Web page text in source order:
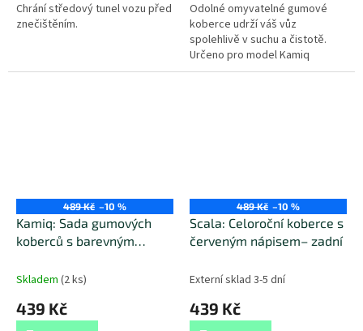
Chrání středový tunel vozu před
znečištěním.
Odolné omyvatelné gumové
koberce udrží váš vůz
spolehlivě v suchu a čistotě.
Určeno pro model Kamiq
(2019+).
489 Kč –10 %
Kamiq: Sada gumových
koberců s barevným
Skladem (2 ks)
439 Kč
489 Kč –10 %
Scala: Celoroční koberce s
červeným nápisem– zadní
Externí sklad 3-5 dní
439 Kč